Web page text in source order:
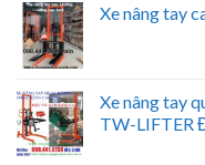
Xe nâng tay
Xe nâng tay
TW-LIFTER